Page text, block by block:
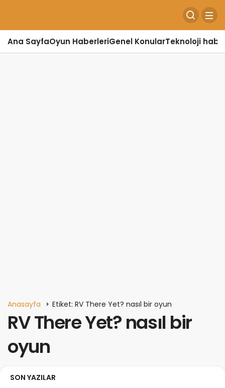
Ana SayfaOyun HaberleriGenel KonularTeknoloji
Anasayfa Etiket: RV There Yet? nasıl bir oyun
RV There Yet? nasıl bir
oyun
SON YAZILAR